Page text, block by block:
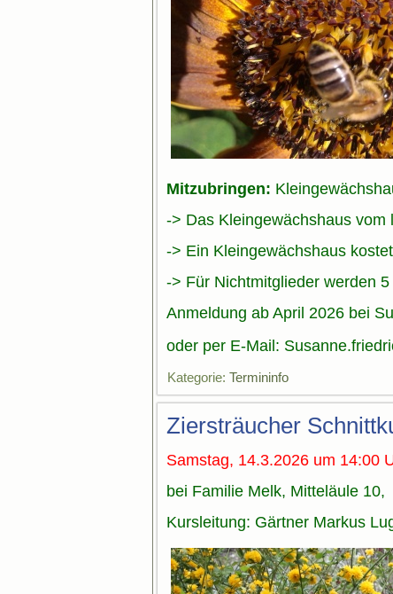
Mitzubringen:
-> Das Kleingewächshaus
-> Ein Kleingewächshaus
-> Für Nichtmitglieder werden
Anmeldung ab April 2026 bei
oder per E-Mail:
Kategorie: Termininfo
Ziersträucher
Samstag, 14.3.2026 um 14:00
bei Familie Melk, Mitteläule
Kursleitung: Gärtner Markus